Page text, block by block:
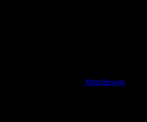
Mittelhessen